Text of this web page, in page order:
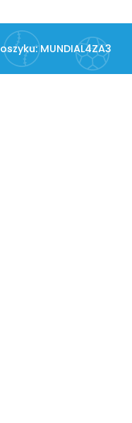
MUNDIAL4ZA3